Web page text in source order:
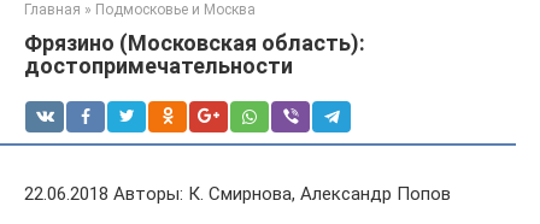
Главная » Подмосковье и Москва
Фрязино (Московская область):
достопримечательности
22.06.2018 Авторы: К. Смирнова, Александр Попов